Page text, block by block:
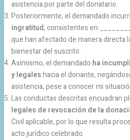
asistencia por parte del donatario.
Posteriormente, el demandado
ingratitud, consistentes en
que han afectado de manera directa
bienestar del suscrito.
Asimismo, el demandado ha
y legaleshacia el donante,
asistencia, pese a conocer mi
Las conductas descritas encuadran
legales de revocación de la
Civil aplicable, por lo que resulta
acto jurídico celebrado.